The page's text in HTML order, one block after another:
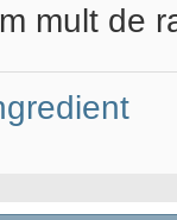
mult de